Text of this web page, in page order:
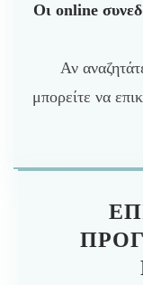
Οι online
Αν
μπορείτε να